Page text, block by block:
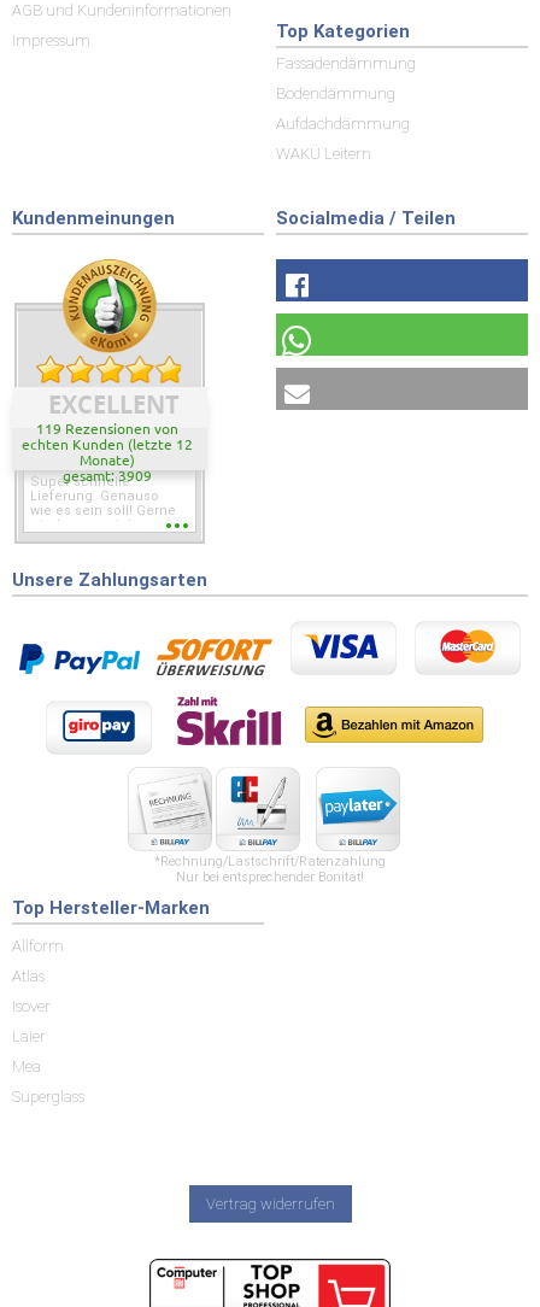
AGB und Kundeninformationen
Impressum
Top Kategorien
Fassadendämmung
Bodendämmung
Aufdachdämmung
WAKÜ Leitern
Kundenmeinungen
EXCELLENT
119 Rezensionen von
echten Kunden (letzte 12
Monate)
gesamt: 3909
Super schnelle
Lieferung. Genauso
wie es sein soll! Gerne
wieder wenn ich was
Socialmedia / Teilen
Unsere Zahlungsarten
*Rechnung/Lastschrift/Ratenzahlung
Nur bei entsprechender Bonität!
Top Hersteller-Marken
Allform
Atlas
Isover
Laier
Mea
Superglass
Vertrag widerrufen